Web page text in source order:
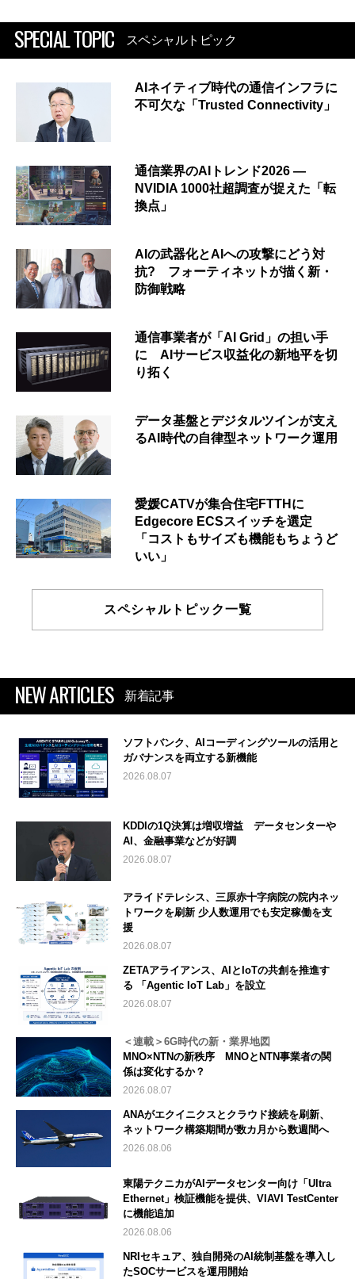
SPECIAL TOPIC スペシャルトピック
AIネイティブ時代の通信インフラに
不可欠な「Trusted Connectivity」
通信業界のAIトレンド2026 ―
NVIDIA 1000社超調査が捉えた「転
換点」
AIの武器化とAIへの攻撃にどう対
抗? フォーティネットが描く新・
防御戦略
通信事業者が「AI Grid」の担い手
に AIサービス収益化の新地平を切
り拓く
データ基盤とデジタルツインが支え
るAI時代の自律型ネットワーク運用
愛媛CATVが集合住宅FTTHに
Edgecore ECSスイッチを選定
「コストもサイズも機能もちょうど
いい」
スペシャルトピック一覧
NEW ARTICLES 新着記事
ソフトバンク、AIコーディングツールの活用と
ガバナンスを両立する新機能
2026.08.07
KDDIの1Q決算は増収増益 データセンターや
AI、金融事業などが好調
2026.08.07
アライドテレシス、三原赤十字病院の院内ネッ
トワークを刷新 少人数運用でも安定稼働を支
援
2026.08.07
ZETAアライアンス、AIとIoTの共創を推進す
る 「Agentic IoT Lab」を設立
2026.08.07
＜連載＞6G時代の新・業界地図
MNO×NTNの新秩序 MNOとNTN事業者の関
係は変化するか？
2026.08.07
ANAがエクイニクスとクラウド接続を刷新、
ネットワーク構築期間が数カ月から数週間へ
2026.08.06
東陽テクニカがAIデータセンター向け「Ultra
Ethernet」検証機能を提供、VIAVI TestCenter
に機能追加
2026.08.06
NRIセキュア、独自開発のAI統制基盤を導入し
たSOCサービスを運用開始